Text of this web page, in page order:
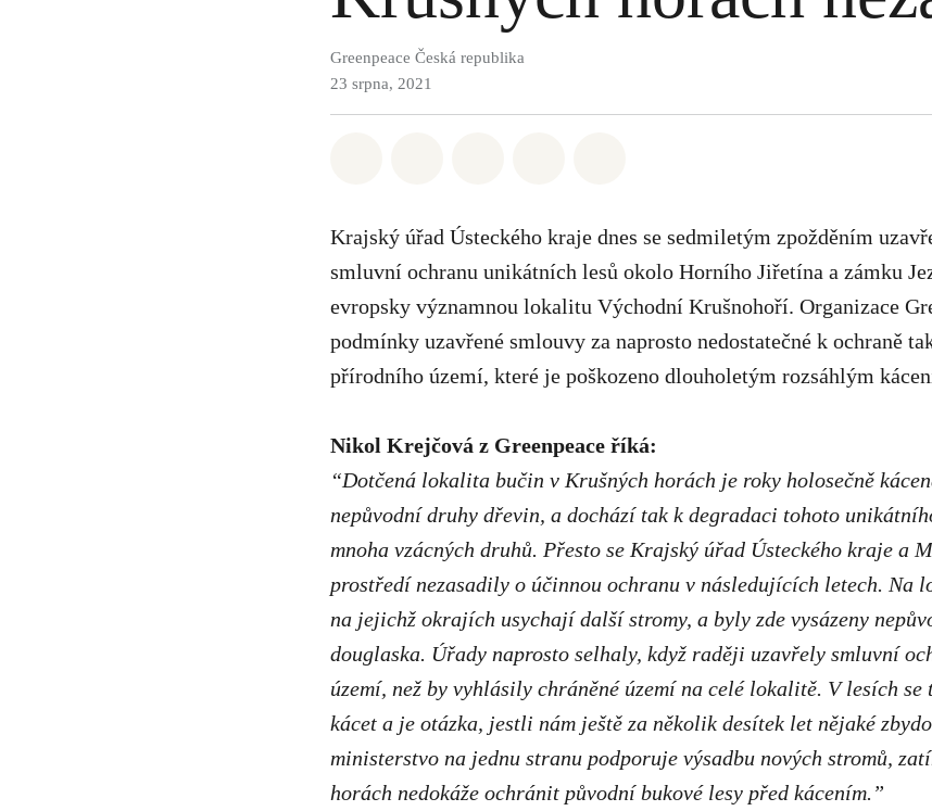
Greenpeace Česká republika
23 srpna, 2021
Krajský úřad Ústeckého kraje dnes se sedmiletým zpožděním
smluvní ochranu unikátních lesů okolo Horního Jiřetína a zámku
evropsky významnou lokalitu Východní Krušnohoří. Organizace
podmínky uzavřené smlouvy za naprosto nedostatečné k ochraně
přírodního území, které je poškozeno dlouholetým rozsáhlým
Nikol Krejčová z Greenpeace říká:
“Dotčená lokalita bučin v Krušných horách je roky holosečně
nepůvodní druhy dřevin, a dochází tak k degradaci tohoto
mnoha vzácných druhů. Přesto se Krajský úřad Ústeckého kraje a
prostředí nezasadily o účinnou ochranu v následujících letech. Na
na jejichž okrajích usychají další stromy, a byly zde vysázeny
douglaska. Úřady naprosto selhaly, když raději uzavřely smluvní
území, než by vyhlásily chráněné území na celé lokalitě. V lesích se
kácet a je otázka, jestli nám ještě za několik desítek let nějaké
ministerstvo na jednu stranu podporuje výsadbu nových stromů,
horách nedokáže ochránit původní bukové lesy před kácením.”